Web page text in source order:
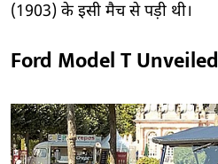
(1903) के इसी मैच से पड़ी थी।
Ford Model T Unveiled